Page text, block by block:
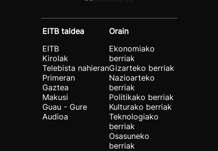
EITB taldea
EITB
Kirolak
Telebista nahieran
Primeran
Gaztea
Makusi
Guau - Gure
Audioa
Orain
Ekonomiako
berriak
Gizarteko berriak
Nazioarteko
berriak
Politikako berriak
Kulturako berriak
Teknologiako
berriak
Osasuneko
berriak